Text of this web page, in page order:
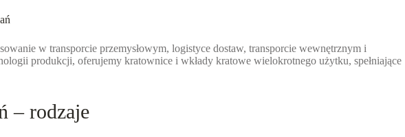
w transporcie przemysłowym, logistyce dostaw, transporcie wewnętrznym i
produkcji, oferujemy kratownice i wkłady kratowe wielokrotnego użytku, spełniające
– rodzaje